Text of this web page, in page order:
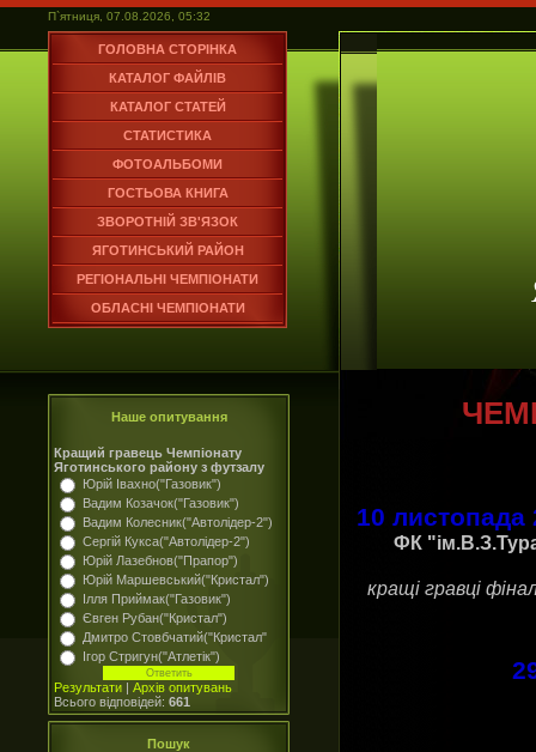
П`ятниця, 07.08.2026, 05:32
ГОЛОВНА СТОРІНКА
КАТАЛОГ ФАЙЛІВ
КАТАЛОГ СТАТЕЙ
СТАТИСТИКА
ФОТОАЛЬБОМИ
ГОСТЬОВА КНИГА
ЗВОРОТНІЙ ЗВ'ЯЗОК
ЯГОТИНСЬКИЙ РАЙОН
РЕГІОНАЛЬНІ ЧЕМПІОНАТИ
ОБЛАСНІ ЧЕМПІОНАТИ
Наше опитування
Кращий гравець Чемпіонату
Яготинського району з футзалу
Юрій Івахно("Газовик")
Вадим Козачок("Газовик")
Вадим Колесник("Автолідер-2")
Сергій Кукса("Автолідер-2")
Юрій Лазебнов("Прапор")
Юрій Маршевський("Кристал")
Ілля Приймак("Газовик")
Євген Рубан("Кристал")
Дмитро Стовбчатий("Кристал"
Ігор Стригун("Атлетік")
Результати | Архів опитувань
Всього відповідей: 661
Пошук
10 листопада
ФК
кращі гравці